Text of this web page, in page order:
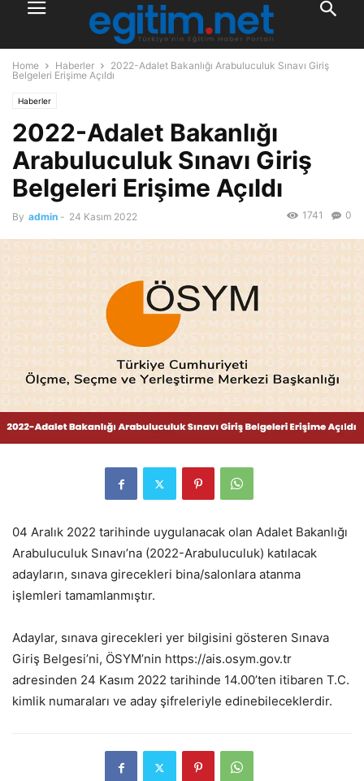
Home Haberler
2022-Adalet Bakanlığı Arabuluculuk Sınavı Giriş
Belgeleri Erişime Açıldı
Haberler
2022-Adalet Bakanlığı
Arabuluculuk Sınavı Giriş
Belgeleri Erişime Açıldı
By admin - 24 Kasım 2022 0
1741
04 Aralık 2022 tarihinde uygulanacak olan Adalet Bakanlığı
Arabuluculuk Sınavı’na (2022-Arabuluculuk) katılacak
adayların, sınava girecekleri bina/salonlara atanma
işlemleri tamamlanmıştır.
Adaylar, sınava girecekleri yer bilgisini gösteren Sınava
Giriş Belgesi’ni, ÖSYM’nin https://ais.osym.gov.tr
adresinden 24 Kasım 2022 tarihinde 14.00’ten itibaren T.C.
kimlik numaraları ve aday şifreleriyle edinebileceklerdir.